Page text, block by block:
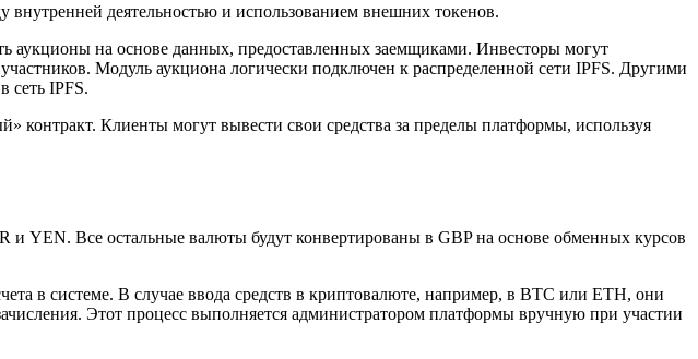
деятельностью и использованием внешних токенов.
аукционы на основе данных, предоставленных заемщиками. Инвесторы могут
Модуль аукциона логически подключен к распределенной сети IPFS. Другими
сеть IPFS.
Клиенты могут вывести свои средства за пределы платформы, используя
YEN. Все остальные валюты будут конвертированы в GBP на основе обменных курсов
в системе. В случае ввода средств в криптовалюте, например, в BTC или ETH, они
Этот процесс выполняется администратором платформы вручную при участии